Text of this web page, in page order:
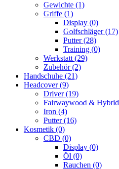
Gewichte (1)
Griffe (1)
Display (0)
Golfschläger(17)
Putter(28)
Training (0)
Werkstatt (29)
Zubehör(2)
Handschuhe (21)
Headcover(9)
Driver(19)
Fairwaywood & Hybrid
Iron (4)
Putter(16)
Kosmetik (0)
CBD (0)
Display (0)
Öl (0)
Rauchen (0)